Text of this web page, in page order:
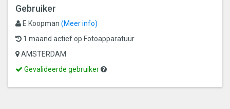
Gebruiker
E Koopman (Meer info)
1 maand actief op Fotoapparatuur
AMSTERDAM
Dit
een
Gevalideerde gebruiker
Gevalideerde